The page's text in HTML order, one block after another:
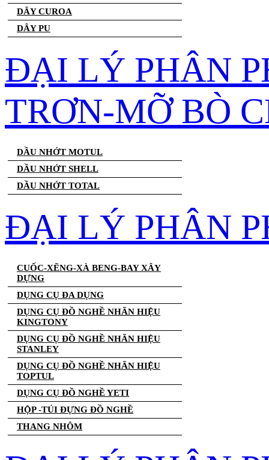
DÂY CUROA
DÂY PU
ĐẠI LÝ PHÂN
TRƠN-MỠ BÒ
DẦU NHỚT MOTUL
DẦU NHỚT SHELL
DẦU NHỚT TOTAL
ĐẠI LÝ PHÂN
CUỐC-XẼNG-XÀ BENG-BAY XÂY
DỰNG
DỤNG CỤ ĐA DỤNG
DỤNG CỤ ĐỒ NGHỀ NHÃN HIỆU
KINGTONY
DỤNG CỤ ĐỒ NGHỀ NHÃN HIỆU
STANLEY
DỤNG CỤ ĐỒ NGHỀ NHÃN HIỆU
TOPTUL
DỤNG CỤ ĐỒ NGHỀ YETI
HỘP -TÚI ĐỰNG ĐỒ NGHỀ
THANG NHÔM